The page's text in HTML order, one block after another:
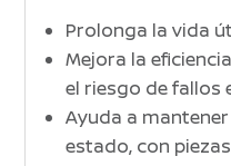
Prolonga la vida
Mejora la
el riesgo de fallos
Ayuda a
estado, con